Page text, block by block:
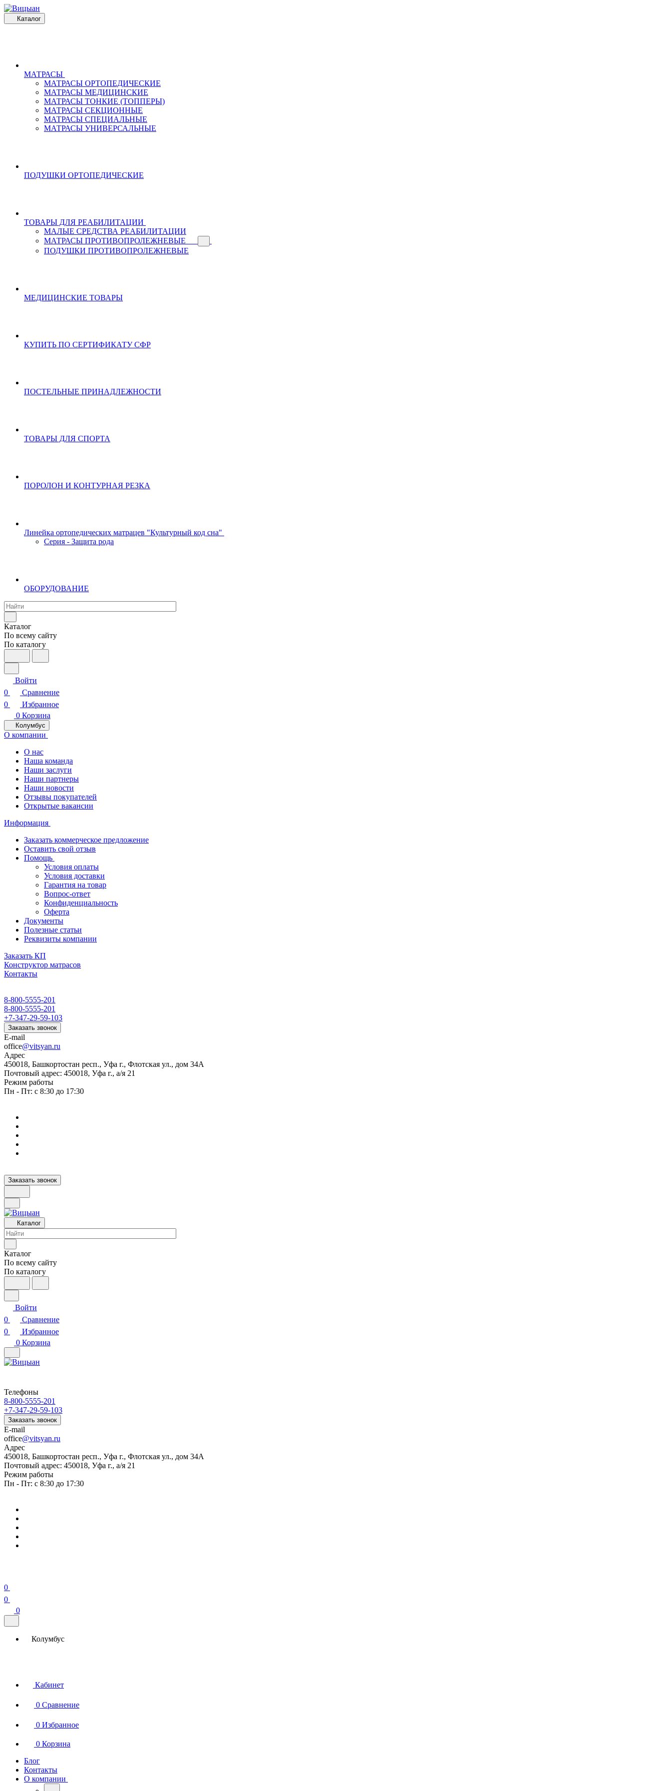
Каталог
МАТРАСЫ
МАТРАСЫ ОРТОПЕДИЧЕСКИЕ
МАТРАСЫ МЕДИЦИНСКИЕ
МАТРАСЫ ТОНКИЕ (ТОППЕРЫ)
МАТРАСЫ СЕКЦИОННЫЕ
МАТРАСЫ СПЕЦИАЛЬНЫЕ
МАТРАСЫ УНИВЕРСАЛЬНЫЕ
ПОДУШКИ ОРТОПЕДИЧЕСКИЕ
ТОВАРЫ ДЛЯ РЕАБИЛИТАЦИИ
МАЛЫЕ СРЕДСТВА РЕАБИЛИТАЦИИ
МАТРАСЫ ПРОТИВОПРОЛЕЖНЕВЫЕ
ПОДУШКИ ПРОТИВОПРОЛЕЖНЕВЫЕ
МЕДИЦИНСКИЕ ТОВАРЫ
КУПИТЬ ПО СЕРТИФИКАТУ СФР
ПОСТЕЛЬНЫЕ ПРИНАДЛЕЖНОСТИ
ТОВАРЫ ДЛЯ СПОРТА
ПОРОЛОН И КОНТУРНАЯ РЕЗКА
Линейка ортопедических матрацев "Культурный код сна"
Серия - Защита рода
ОБОРУДОВАНИЕ
Каталог
По всему сайту
По каталогу
Войти
0
Сравнение
0
Избранное
0 Корзина
Колумбус
О компании
О нас
Наша команда
Наши заслуги
Наши партнеры
Наши новости
Отзывы покупателей
Открытые вакансии
Информация
Заказать коммерческое предложение
Оставить свой отзыв
Помощь
Условия оплаты
Условия доставки
Гарантия на товар
Вопрос-ответ
Конфиденциальность
Оферта
Документы
Полезные статьи
Реквизиты компании
Заказать КП
Конструктор матрасов
Контакты
8-800-5555-201
8-800-5555-201
+7-347-29-59-103
Заказать звонок
E-mail
office@vitsyan.ru
Адрес
450018, Башкортостан респ., Уфа г., Флотская ул., дом 34А
Почтовый адрес: 450018, Уфа г., а/я 21
Режим работы
Пн - Пт: с 8:30 до 17:30
Заказать звонок
Каталог
Каталог
По всему сайту
По каталогу
Войти
0
Сравнение
0
Избранное
0 Корзина
Телефоны
8-800-5555-201
+7-347-29-59-103
Заказать звонок
E-mail
office@vitsyan.ru
Адрес
450018, Башкортостан респ., Уфа г., Флотская ул., дом 34А
Почтовый адрес: 450018, Уфа г., а/я 21
Режим работы
Пн - Пт: с 8:30 до 17:30
0
0
0
Колумбус
Кабинет
0 Сравнение
0 Избранное
0 Корзина
Блог
Контакты
О компании